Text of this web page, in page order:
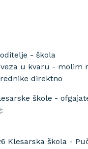
- škola
u kvaru - molim
direktno
škole -
Klesarska škola -